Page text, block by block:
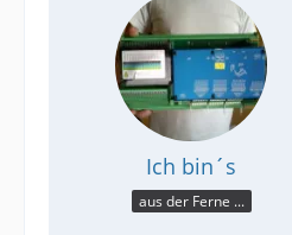
Ich bin´s
aus der Ferne ...